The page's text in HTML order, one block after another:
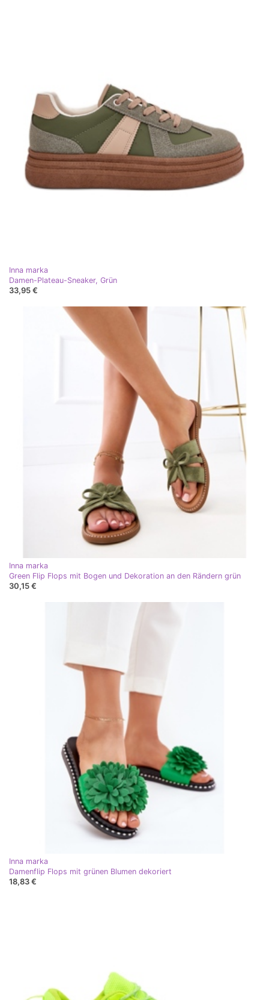
Inna marka
Damen-Plateau-Sneaker, Grün
33,95 €
Inna marka
Green Flip Flops mit Bogen und Dekoration an den Rändern grün
30,15 €
Inna marka
Damenflip Flops mit grünen Blumen dekoriert
18,83 €